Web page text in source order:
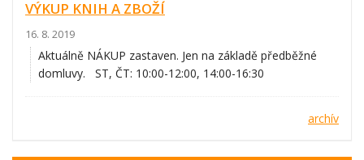
VÝKUP KNIH A ZBOŽÍ
16. 8. 2019
Aktuálně NÁKUP zastaven. Jen na základě předběžné
domluvy. ST, ČT: 10:00-12:00, 14:00-16:30
archív